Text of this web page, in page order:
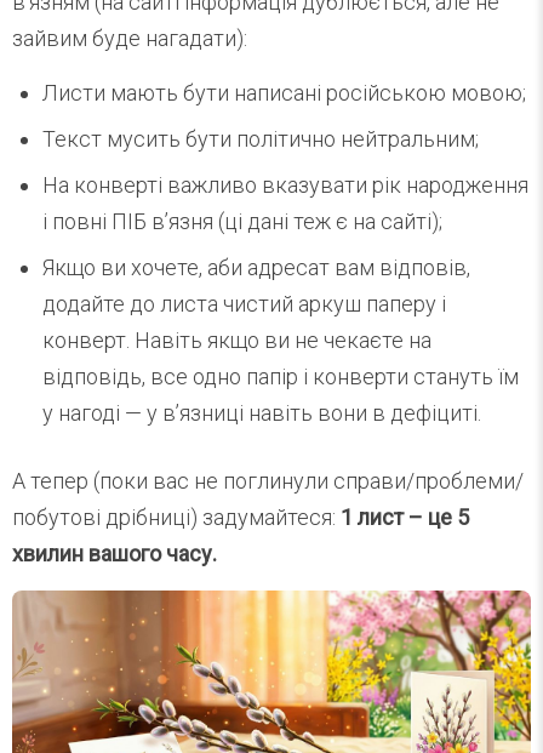
зайвим буде нагадати):
Листи мають бути написані російською мовою;
Текст мусить бути політично нейтральним;
На конверті важливо вказувати рік народження
і повні ПІБ в’язня (ці дані теж є на сайті);
Якщо ви хочете, аби адресат вам відповів,
додайте до листа чистий аркуш паперу і
конверт. Навіть якщо ви не чекаєте на
відповідь, все одно папір і конверти стануть їм
у нагоді — у в’язниці навіть вони в дефіциті.
А тепер (поки вас не поглинули справи/проблеми/
побутові дрібниці) задумайтеся: 1 лист – це 5
хвилин вашого часу.